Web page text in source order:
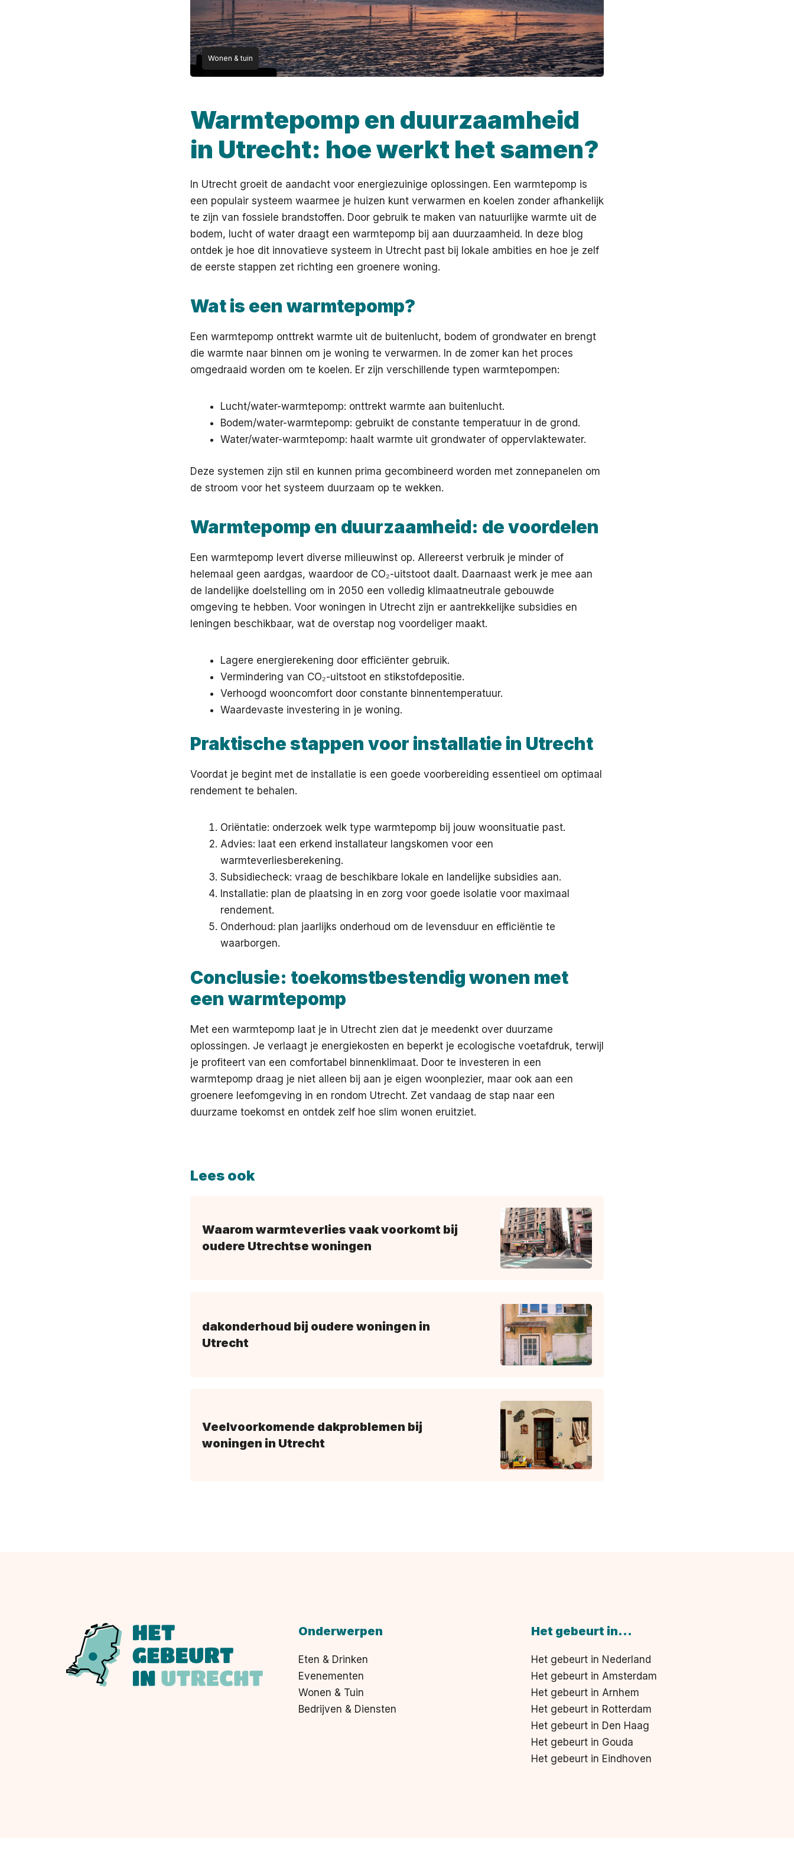
Wonen & tuin
Warmtepomp en duurzaamheid
in Utrecht: hoe werkt het samen?
In Utrecht groeit de aandacht voor energiezuinige oplossingen. Een warmtepomp is
een populair systeem waarmee je huizen kunt verwarmen en koelen zonder afhankelijk
te zijn van fossiele brandstoffen. Door gebruik te maken van natuurlijke warmte uit de
bodem, lucht of water draagt een warmtepomp bij aan duurzaamheid. In deze blog
ontdek je hoe dit innovatieve systeem in Utrecht past bij lokale ambities en hoe je zelf
de eerste stappen zet richting een groenere woning.
Wat is een warmtepomp?
Een warmtepomp onttrekt warmte uit de buitenlucht, bodem of grondwater en brengt
die warmte naar binnen om je woning te verwarmen. In de zomer kan het proces
omgedraaid worden om te koelen. Er zijn verschillende typen warmtepompen:
Lucht/water-warmtepomp: onttrekt warmte aan buitenlucht.
Bodem/water-warmtepomp: gebruikt de constante temperatuur in de grond.
Water/water-warmtepomp: haalt warmte uit grondwater of oppervlaktewater.
Deze systemen zijn stil en kunnen prima gecombineerd worden met zonnepanelen om
de stroom voor het systeem duurzaam op te wekken.
Warmtepomp en duurzaamheid: de voordelen
Een warmtepomp levert diverse milieuwinst op. Allereerst verbruik je minder of
helemaal geen aardgas, waardoor de CO₂-uitstoot daalt. Daarnaast werk je mee aan
de landelijke doelstelling om in 2050 een volledig klimaatneutrale gebouwde
omgeving te hebben. Voor woningen in Utrecht zijn er aantrekkelijke subsidies en
leningen beschikbaar, wat de overstap nog voordeliger maakt.
Lagere energierekening door efficiënter gebruik.
Vermindering van CO₂-uitstoot en stikstofdepositie.
Verhoogd wooncomfort door constante binnentemperatuur.
Waardevaste investering in je woning.
Praktische stappen voor installatie in Utrecht
Voordat je begint met de installatie is een goede voorbereiding essentieel om optimaal
rendement te behalen.
Oriëntatie: onderzoek welk type warmtepomp bij jouw woonsituatie past.
Advies: laat een erkend installateur langskomen voor een
warmteverliesberekening.
Subsidiecheck: vraag de beschikbare lokale en landelijke subsidies aan.
Installatie: plan de plaatsing in en zorg voor goede isolatie voor maximaal
rendement.
Onderhoud: plan jaarlijks onderhoud om de levensduur en efficiëntie te
waarborgen.
Conclusie: toekomstbestendig wonen met
een warmtepomp
Met een warmtepomp laat je in Utrecht zien dat je meedenkt over duurzame
oplossingen. Je verlaagt je energiekosten en beperkt je ecologische voetafdruk, terwijl
je profiteert van een comfortabel binnenklimaat. Door te investeren in een
warmtepomp draag je niet alleen bij aan je eigen woonplezier, maar ook aan een
groenere leefomgeving in en rondom Utrecht. Zet vandaag de stap naar een
duurzame toekomst en ontdek zelf hoe slim wonen eruitziet.
Lees ook
Waarom warmteverlies vaak voorkomt bij
oudere Utrechtse woningen
dakonderhoud bij oudere woningen in
Utrecht
Veelvoorkomende dakproblemen bij
woningen in Utrecht
Onderwerpen
Eten & Drinken
Evenementen
Wonen & Tuin
Bedrijven & Diensten
Het gebeurt in...
Het gebeurt in Nederland
Het gebeurt in Amsterdam
Het gebeurt in Arnhem
Het gebeurt in Rotterdam
Het gebeurt in Den Haag
Het gebeurt in Gouda
Het gebeurt in Eindhoven